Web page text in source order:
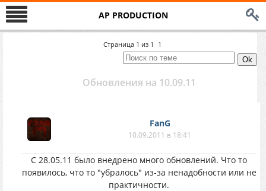
AP PRODUCTION
Страница 1 из 1 1
Обновления на 10.09.11
FanG
10.09.2011 в 18:41
С 28.05.11 было внедрено много обновлений. Что то
появилось, что то "убралось" из-за ненадобности или не
практичности.